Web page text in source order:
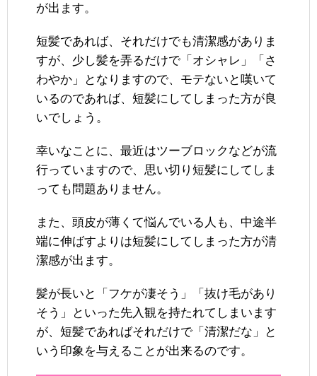
が出ます。
短髪であれば、それだけでも清潔感がありま
すが、少し髪を弄るだけで「オシャレ」「さ
わやか」となりますので、モテないと嘆いて
いるのであれば、短髪にしてしまった方が良
いでしょう。
幸いなことに、最近はツーブロックなどが流
行っていますので、思い切り短髪にしてしま
っても問題ありません。
また、頭皮が薄くて悩んでいる人も、中途半
端に伸ばすよりは短髪にしてしまった方が清
潔感が出ます。
髪が長いと「フケが凄そう」「抜け毛があり
そう」といった先入観を持たれてしまいます
が、短髪であればそれだけで「清潔だな」と
いう印象を与えることが出来るのです。